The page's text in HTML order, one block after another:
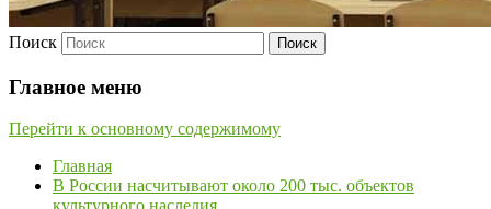
Поиск
Главное меню
Перейти к основному содержимому
Главная
В России насчитывают около 200 тыс. объектов